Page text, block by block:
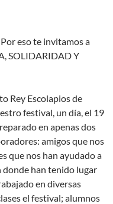
eso te invitamos a
SOLIDARIDAD Y
Rey Escolapios de
festival, un día, el 19
en apenas dos
amigos que nos
que nos han ayudado a
han tenido lugar
en diversas
el festival; alumnos